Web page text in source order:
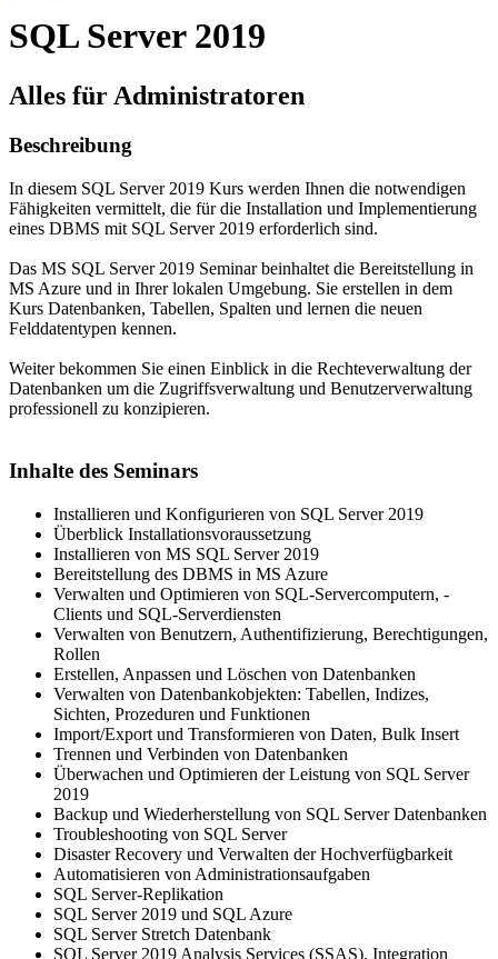
SQL Server 2019
Alles für Administratoren
Beschreibung
In diesem SQL Server 2019 Kurs werden Ihnen die notwendigen
Fähigkeiten vermittelt, die für die Installation und Implementierung
eines DBMS mit SQL Server 2019 erforderlich sind.
Das MS SQL Server 2019 Seminar beinhaltet die Bereitstellung in
MS Azure und in Ihrer lokalen Umgebung. Sie erstellen in dem
Kurs Datenbanken, Tabellen, Spalten und lernen die neuen
Felddatentypen kennen.
Weiter bekommen Sie einen Einblick in die Rechteverwaltung der
Datenbanken um die Zugriffsverwaltung und Benutzerverwaltung
professionell zu konzipieren.
Inhalte des Seminars
Installieren und Konfigurieren von SQL Server 2019
Überblick Installationsvoraussetzung
Installieren von MS SQL Server 2019
Bereitstellung des DBMS in MS Azure
Verwalten und Optimieren von SQL-Servercomputern, -
Clients und SQL-Serverdiensten
Verwalten von Benutzern, Authentifizierung, Berechtigungen,
Rollen
Erstellen, Anpassen und Löschen von Datenbanken
Verwalten von Datenbankobjekten: Tabellen, Indizes,
Sichten, Prozeduren und Funktionen
Import/Export und Transformieren von Daten, Bulk Insert
Trennen und Verbinden von Datenbanken
Überwachen und Optimieren der Leistung von SQL Server
2019
Backup und Wiederherstellung von SQL Server Datenbanken
Troubleshooting von SQL Server
Disaster Recovery und Verwalten der Hochverfügbarkeit
Automatisieren von Administrationsaufgaben
SQL Server-Replikation
SQL Server 2019 und SQL Azure
SQL Server Stretch Datenbank
SQL Server 2019 Analysis Services (SSAS), Integration